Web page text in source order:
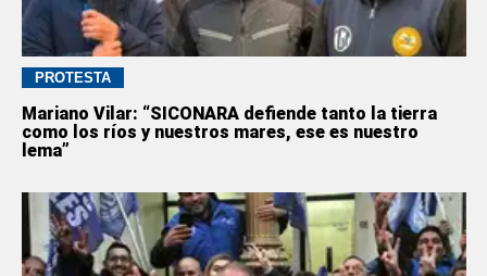
PROTESTA
Mariano Vilar: “SICONARA defiende tanto la tierra
como los ríos y nuestros mares, ese es nuestro
lema”